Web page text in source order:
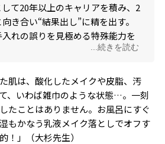
て20年以上のキャリアを積み、2
き合い“結果出し”に精を出す。
れの誤りを見極める特殊能力を
肌診断機」の異名をもつ。日々のキ
やSNSも大人気！
...続きを読む
肌は、酸化したメイクや皮脂、汚
、いわば雑巾のような状態…。一刻
たことはありません。お風呂にすぐ
もかなう乳液メイク落としでオフす
！」（大杉先生）